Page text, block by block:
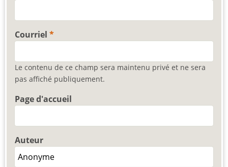
Courriel
Le contenu de ce champ sera maintenu privé et ne sera
pas affiché publiquement.
Page d'accueil
Auteur